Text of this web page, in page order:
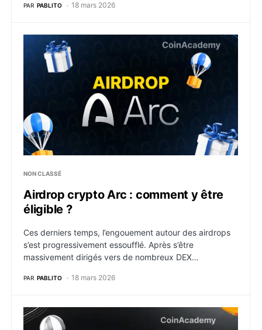
PAR PABLITO 18 mars 2026
Airdrop crypto Arc : comment y être éligible ?
NON CLASSÉ
Airdrop crypto Arc : comment y être
éligible ?
Ces derniers temps, l’engouement autour des airdrops
s’est progressivement essoufflé. Après s’être
massivement dirigés vers de nombreux DEX…
PAR PABLITO 18 mars 2026
Airdrop crypto Liquid : comment y être éligible ?